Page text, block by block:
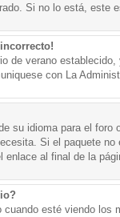
Si no lo está, este
de verano
con La
su idioma para el foro
Si el paquete
enlace al final de la
esté viendo los